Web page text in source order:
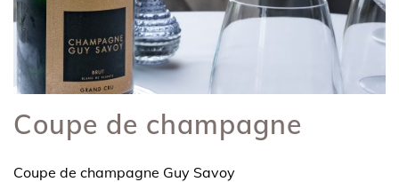
Coupe de champagne
Coupe de champagne Guy Savoy